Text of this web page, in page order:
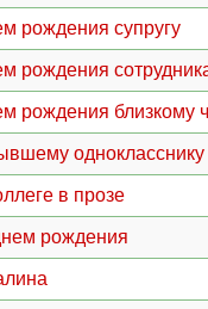
рождения супругу
рождения
рождения близкому
однокласснику
в прозе
рождения